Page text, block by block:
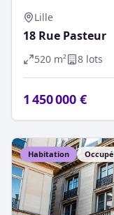
Lille
18 Rue Pasteur
520 m² 8 lots
1 450 000 €
Habitation Occupé